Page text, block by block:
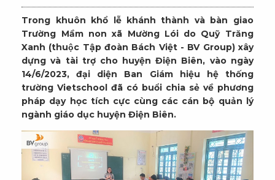
Trong khuôn khổ lễ khánh thành và bàn giao
Trường Mầm non xã Mường Lói do Quỹ Trăng
Xanh (thuộc Tập đoàn Bách Việt - BV Group) xây
dựng và tài trợ cho huyện Điện Biên, vào ngày
14/6/2023, đại diện Ban Giám hiệu hệ thống
trường Vietschool đã có buổi chia sẻ về phương
pháp dạy học tích cực cùng các cán bộ quản lý
ngành giáo dục huyện Điện Biên.